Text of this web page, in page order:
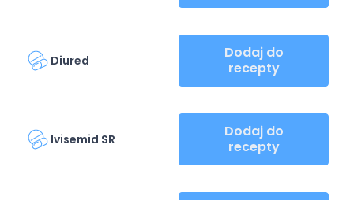
Diured
Dodaj do
recepty
Ivisemid SR
Dodaj do
recepty